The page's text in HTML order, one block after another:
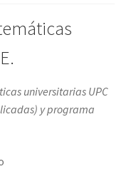
universitarias UPC
y programa